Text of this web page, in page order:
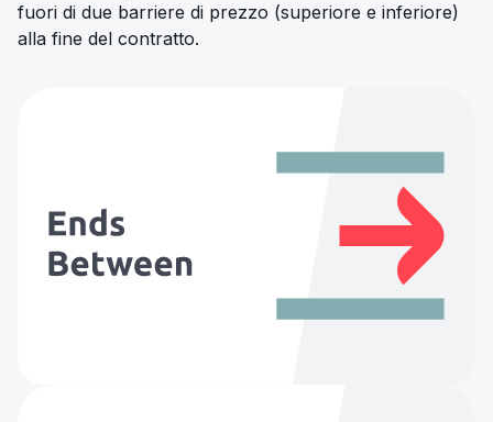
fuori di due barriere di prezzo (superiore e inferiore)
alla fine del contratto.